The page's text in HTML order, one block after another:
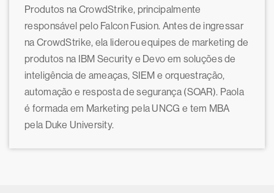
Produtos na CrowdStrike, principalmente
responsável pelo Falcon Fusion. Antes de ingressar
na CrowdStrike, ela liderou equipes de marketing de
produtos na IBM Security e Devo em soluções de
inteligência de ameaças, SIEM e orquestração,
automação e resposta de segurança (SOAR). Paola
é formada em Marketing pela UNCG e tem MBA
pela Duke University.